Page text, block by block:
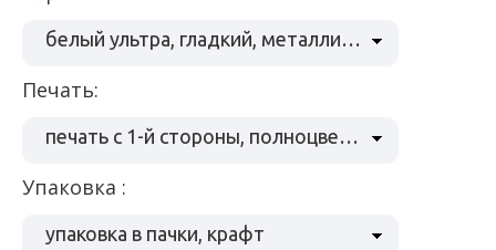
белый ультра, гладкий, металлизированный, 285 г/м2, Stardream crystal
Печать:
печать с 1-й стороны, полноцвет (4+0)
Упаковка :
упаковка в пачки, крафт